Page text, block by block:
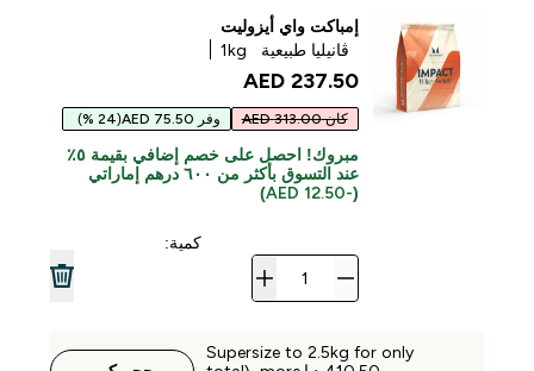
إمباكت واي أيزوليت
ڤانيليا طبيعية
1kg
237.50 AED‎
كان 313.00 AED وفر 75.50 AED (24 %)
مبروك! احصل على خصم إضافي بقيمة ٥٪
عند التسوق بأكثر من ٦٠٠ درهم إماراتي
(-12.50 AED)
كمية:
Supersize to 2.5kg for only